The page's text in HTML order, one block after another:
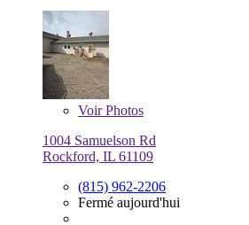
VoirPhotos
1004 Samuelson Rd
Rockford, IL 61109
(815) 962-2206
Fermé aujourd'hui